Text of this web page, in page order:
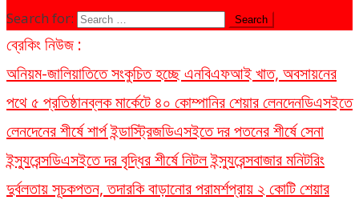
Search for:
ব্রেকিং নিউজ :
অনিয়ম-জালিয়াতিতে সংকুচিত হচ্ছে এনবিএফআই খাত, অবসায়নের
পথে ৫ প্রতিষ্ঠানব্লক মার্কেটে ৪০ কোম্পানির শেয়ার লেনদেনডিএসইতে
লেনদেনের শীর্ষে শার্প ইন্ডাস্ট্রিজডিএসইতে দর পতনের শীর্ষে সেনা
ইন্স্যুরেন্সডিএসইতে দর বৃদ্ধির শীর্ষে নিটল ইন্স্যুরেন্সবাজার মনিটরিং
দুর্বলতায় সূচকপতন, তদারকি বাড়ানোর পরামর্শপ্রায় ২ কোটি শেয়ার